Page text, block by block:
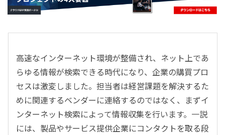
会計
CRM／営業支援／Eコマース
DX（2025年の崖）／クラウドコンピューティング
データ分析／BI
ガバナンス／リスク管理
BPR／業務改善
高速なインターネット環境が整備され、ネット上であ
らゆる情報が検索できる時代になり、企業の購買プロ
セスは激変しました。担当者は経営課題を解決するた
めに関連するベンダーに連絡するのではなく、まずイ
ンターネット検索によって情報収集を行います。一説
には、製品やサービス提供企業にコンタクトを取る段